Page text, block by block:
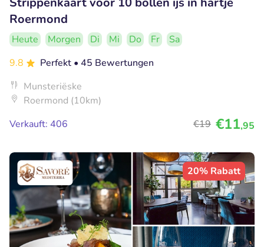
Roermond
Heute Morgen Di Mi Do Fr
Sa
9.8
Perfekt • 45 Bewertungen
Munsteriëske
Roermond (10km)
Verkauft: 406
€19 €11,95
20% Rabatt